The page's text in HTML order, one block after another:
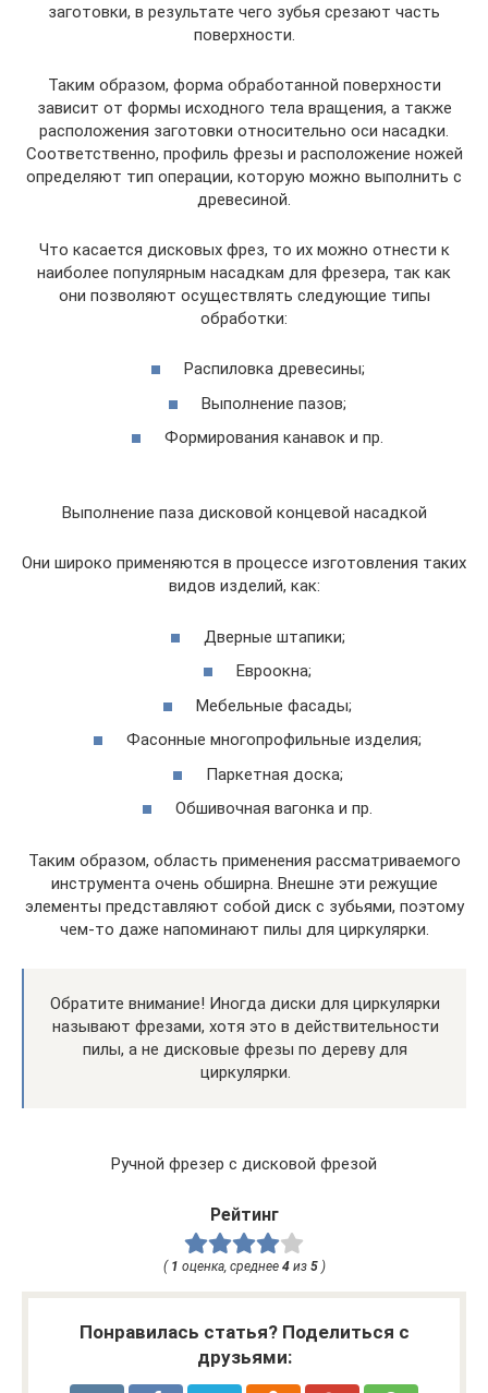
заготовки, в результате чего зубья срезают часть
поверхности.
Таким образом, форма обработанной поверхности
зависит от формы исходного тела вращения, а также
расположения заготовки относительно оси насадки.
Соответственно, профиль фрезы и расположение ножей
определяют тип операции, которую можно выполнить с
древесиной.
Что касается дисковых фрез, то их можно отнести к
наиболее популярным насадкам для фрезера, так как
они позволяют осуществлять следующие типы
обработки:
Распиловка древесины;
Выполнение пазов;
Формирования канавок и пр.
Выполнение паза дисковой концевой насадкой
Они широко применяются в процессе изготовления таких
видов изделий, как:
Дверные штапики;
Евроокна;
Мебельные фасады;
Фасонные многопрофильные изделия;
Паркетная доска;
Обшивочная вагонка и пр.
Таким образом, область применения рассматриваемого
инструмента очень обширна. Внешне эти режущие
элементы представляют собой диск с зубьями, поэтому
чем-то даже напоминают пилы для циркулярки.
Обратите внимание! Иногда диски для циркулярки
называют фрезами, хотя это в действительности
пилы, а не дисковые фрезы по дереву для
циркулярки.
Ручной фрезер с дисковой фрезой
Рейтинг
( 1 оценка, среднее 4из 5)
Понравилась статья? Поделиться с
друзьями: